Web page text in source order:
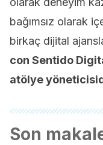
bağımsız olarak
birkaç dijital
con Sentido
atölye
Son